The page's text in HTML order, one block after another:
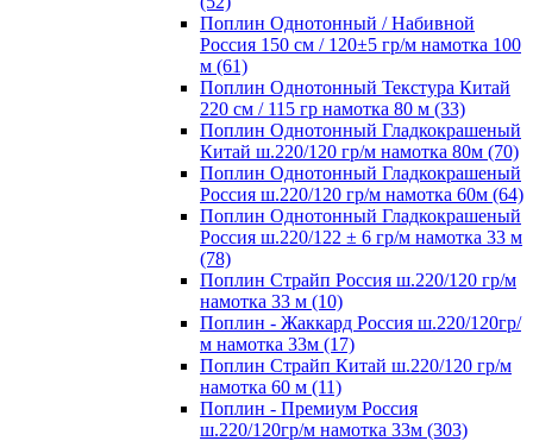
Поплин Однотонный / Набивной
Россия 150 см / 120±5 гр/м намотка 100
м (61)
Поплин Однотонный Текстура Китай
220 см / 115 гр намотка 80 м (33)
Поплин Однотонный Гладкокрашеный
Китай ш.220/120 гр/м намотка 80м (70)
Поплин Однотонный Гладкокрашеный
Россия ш.220/120 гр/м намотка 60м (64)
Поплин Однотонный Гладкокрашеный
Россия ш.220/122 ± 6 гр/м намотка 33 м
(78)
Поплин Страйп Россия ш.220/120 гр/м
намотка 33 м (10)
Поплин - Жаккард Россия ш.220/120гр/
м намотка 33м (17)
Поплин Страйп Китай ш.220/120 гр/м
намотка 60 м (11)
Поплин - Премиум Россия
ш.220/120гр/м намотка 33м (303)